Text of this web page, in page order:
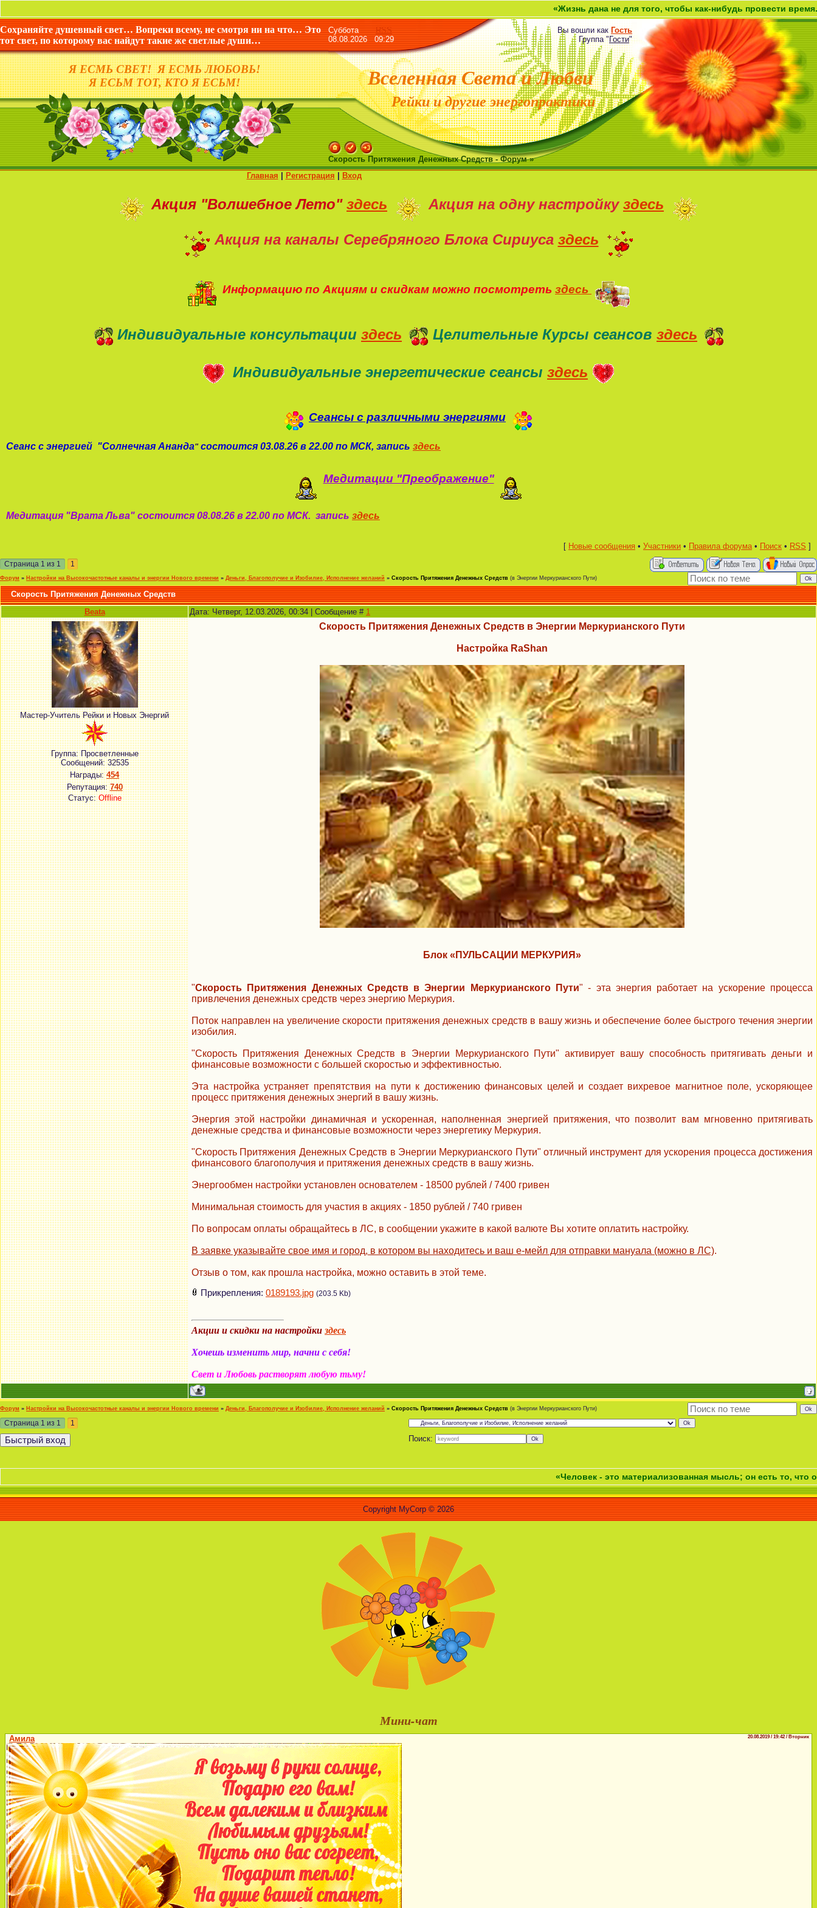
«Жизнь дана не для того, чтобы как-нибудь провести время. Она
Сохраняйте душевный свет… Вопреки всему, не смотря ни на что… Это
тот свет, по которому вас найдут такие же светлые души…
Я ЕСМЬ СВЕТ! Я ЕСМЬ ЛЮБОВЬ!
Я ЕСЬМ ТОТ, КТО Я ЕСЬМ!
СубботаRSS
08.08.2026 09:29
Вы вошли как Гость
Группа"Гости"
Вселенная Света и Любви
Рейки и другие энергопрактики
Скорость Притяжения Денежных Средств - Форум »
Главная
Регистрация Вход
Акция "Волшебное Лето" здесь Акция на одну настройку здесь
Акция на каналы Серебряного Блока Сириуса здесь
Информацию по Акциям и скидкам можно посмотреть здесь
Индивидуальные консультации здесь Целительные Курсы сеансов здесь
Индивидуальные энергетические сеансы здесь
Сеансы с различными энергиями
Сеанс с энергией "Солнечная Ананда" состоится 03.08.26 в 22.00 по МСК, запись здесь
Медитации "Преображение"
Медитация "Врата Льва" состоится 08.08.26 в 22.00 по МСК. запись здесь
[ Новые сообщения • Участники • Правила форума• Поиск • RSS ]
Страница 1 из 1 1
Форум » Настройки на Высокочастотные каналы и энергии Нового времени » Деньги, Благополучие и Изобилие, Исполнение желаний » Скорость Притяжения Денежных Средств (в Энергии Меркурианского Пути)
Скорость Притяжения Денежных Средств
Beata
Дата: Четверг, 12.03.2026, 00:34 | Сообщение # 1
Мастер-Учитель Рейки и Новых Энергий
Группа: Просветленные
Сообщений:32535
Награды:454
Репутация:740
Статус:Offline
Скорость Притяжения Денежных Средств в Энергии Меркурианского Пути
Настройка RaShan
Блок «ПУЛЬСАЦИИ МЕРКУРИЯ»
"Скорость Притяжения Денежных Средств в Энергии Меркурианского Пути" - эта энергия работает на ускорение процесса
привлечения денежных средств через энергию Меркурия.
Поток направлен на увеличение скорости притяжения денежных средств в вашу жизнь и обеспечение более быстрого течения энергии
изобилия.
"Скорость Притяжения Денежных Средств в Энергии Меркурианского Пути" активирует вашу способность притягивать деньги и
финансовые возможности с большей скоростью и эффективностью.
Эта настройка устраняет препятствия на пути к достижению финансовых целей и создает вихревое магнитное поле, ускоряющее
процесс притяжения денежных энергий в вашу жизнь.
Энергия этой настройки динамичная и ускоренная, наполненная энергией притяжения, что позволит вам мгновенно притягивать
денежные средства и финансовые возможности через энергетику Меркурия.
"Скорость Притяжения Денежных Средств в Энергии Меркурианского Пути" отличный инструмент для ускорения процесса достижения
финансового благополучия и притяжения денежных средств в вашу жизнь.
Энергообмен настройки установлен основателем - 18500 рублей / 7400 гривен
Минимальная стоимость для участия в акциях - 1850 рублей / 740 гривен
По вопросам оплаты обращайтесь в ЛС, в сообщении укажите в какой валюте Вы хотите оплатить настройку.
В заявке указывайте свое имя и город, в котором вы находитесь и ваш е-мейл для отправки мануала (можно в ЛС).
Отзыв о том, как прошла настройка, можно оставить в этой теме.
Прикрепления: 0189193.jpg (203.5 Kb)
Акции и скидки на настройки здесь
Хочешь изменить мир, начни с себя!
Свет и Любовь растворят любую тьму!
Форум » Настройки на Высокочастотные каналы и энергии Нового времени » Деньги, Благополучие и Изобилие, Исполнение желаний » Скорость Притяжения Денежных Средств (в Энергии Меркурианского Пути)
Страница 1 из 1 1
Поиск:
«Человек - это материализованная мысль; он есть то, что он
Copyright MyCorp © 2026
Мини-чат